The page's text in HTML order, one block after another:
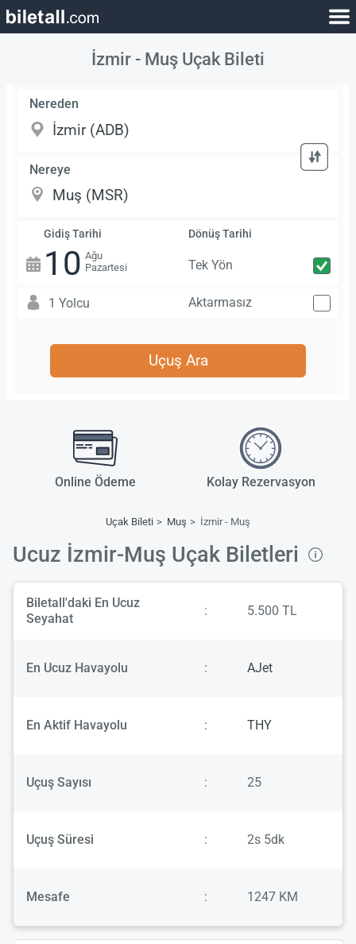
İzmir - Muş Uçak Bileti
Nereden
Nereye
Gidiş Tarihi
10 Ağu
Pazartesi
Dönüş Tarihi
Tek Yön
1 Yolcu Aktarmasız
Uçuş Ara
Online Ödeme Kolay Rezervasyon
Uçak Bileti Muş İzmir - Muş
Ucuz İzmir-Muş Uçak Biletleri
Biletall'daki En Ucuz
Seyahat
: 5.500 TL
En Ucuz Havayolu : AJet
En Aktif Havayolu : THY
Uçuş Sayısı : 25
Uçuş Süresi : 2s 5dk
Mesafe : 1247 KM